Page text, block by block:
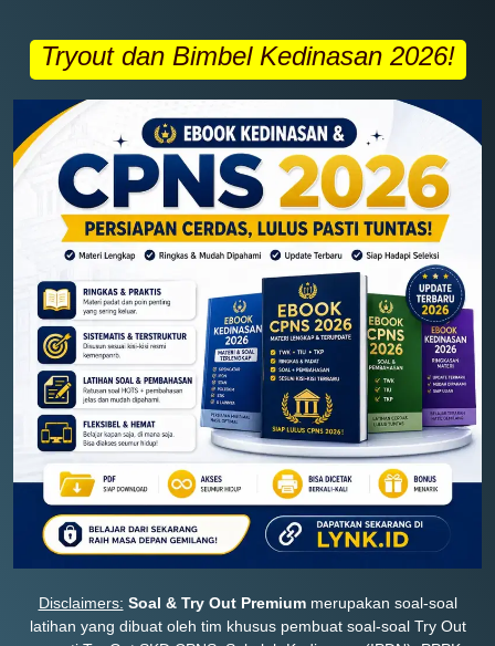
Tryout dan Bimbel Kedinasan 2026!
Disclaimers: Soal & Try Out Premiummerupakan soal-soal
latihan yang dibuat oleh tim khusus pembuat soal-soal Try Out